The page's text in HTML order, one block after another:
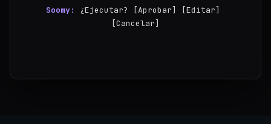
Soomy:
¿Ejecutar? [Aprobar] [Editar]
[Cancelar]